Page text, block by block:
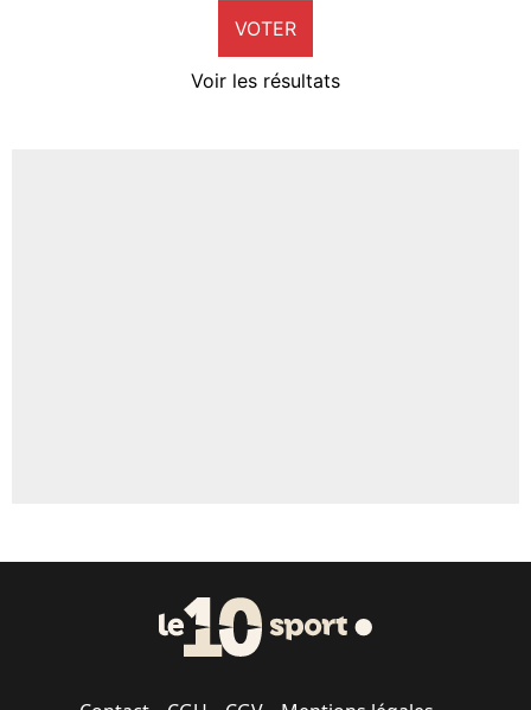
VOTER
Voir les résultats